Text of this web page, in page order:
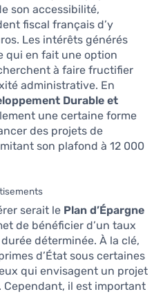
son accessibilité,
fiscal français d’y
Les intérêts générés
qui en fait une option
à faire fructifier
administrative. En
Durable et
une certaine forme
des projets de
son plafond à 12 000
serait le Plan d’Épargne
de bénéficier d’un taux
déterminée. À la clé,
d’État sous certaines
qui envisagent un projet
Cependant, il est important